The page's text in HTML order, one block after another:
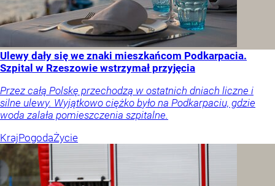
Ulewy dały się we znaki mieszkańcom Podkarpacia.
Szpital w Rzeszowie wstrzymał przyjęcia
Przez całą Polskę przechodzą w ostatnich dniach liczne i
silne ulewy. Wyjątkowo ciężko było na Podkarpaciu, gdzie
woda zalała pomieszczenia szpitalne.
KrajPogodaŻycie